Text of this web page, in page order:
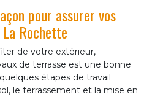
pour assurer vos
Rochette
de votre extérieur,
de terrasse est une bonne
étapes de travail
le terrassement et la mise en